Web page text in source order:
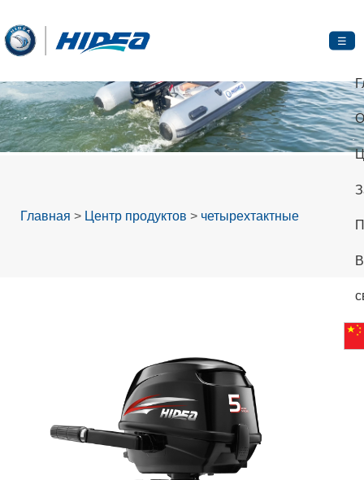
☰
Главная > Центр продуктов > четырехтактные